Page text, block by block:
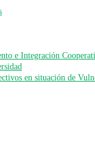
e Integración
en situación de